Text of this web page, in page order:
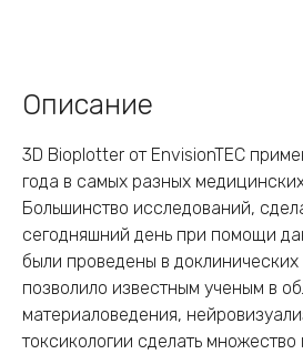
Описание
3D Bioplotter от EnvisionTEC
года в самых разных
Большинство исследований,
сегодняшний день при помощи
были проведены в доклинических
позволило известным ученым в
материаловедения,
токсикологии сделать